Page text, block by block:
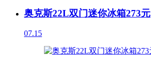
奥克斯22L双门迷你冰箱273元
07.15